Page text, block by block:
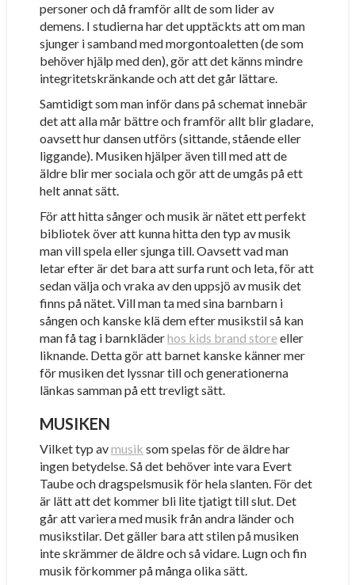
personer och då framför allt de som lider av
demens. I studierna har det upptäckts att om man
sjunger i samband med morgontoaletten (de som
behöver hjälp med den), gör att det känns mindre
integritetskränkande och att det går lättare.
Samtidigt som man inför dans på schemat innebär
det att alla mår bättre och framför allt blir gladare,
oavsett hur dansen utförs (sittande, stående eller
liggande). Musiken hjälper även till med att de
äldre blir mer sociala och gör att de umgås på ett
helt annat sätt.
För att hitta sånger och musik är nätet ett perfekt
bibliotek över att kunna hitta den typ av musik
man vill spela eller sjunga till. Oavsett vad man
letar efter är det bara att surfa runt och leta, för att
sedan välja och vraka av den uppsjö av musik det
finns på nätet. Vill man ta med sina barnbarn i
sången och kanske klä dem efter musikstil så kan
man få tag i barnkläderhos kids brand storeeller
liknande. Detta gör att barnet kanske känner mer
för musiken det lyssnar till och generationerna
länkas samman på ett trevligt sätt.
MUSIKEN
Vilket typ avmusik som spelas för de äldre har
ingen betydelse. Så det behöver inte vara Evert
Taube och dragspelsmusik för hela slanten. För det
är lätt att det kommer bli lite tjatigt till slut. Det
går att variera med musik från andra länder och
musikstilar. Det gäller bara att stilen på musiken
inte skrämmer de äldre och så vidare. Lugn och fin
musik förkommer på många olika sätt.